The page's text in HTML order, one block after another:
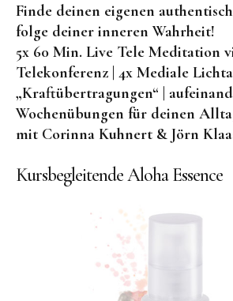
Finde deinen eigenen
folge deiner inneren Wahrheit!
5x 60 Min. Live Tele Meditation
Telekonferenz | 4x Mediale
„Kraftübertragungen“ |
Wochenübungen für deinen
mit Corinna Kuhnert & Jörn
Kursbegleitende Aloha Essence